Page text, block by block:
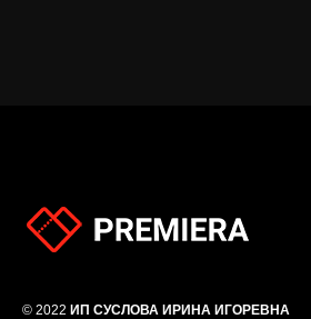
© 2022 ИП СУСЛОВА ИРИНА ИГОРЕВНА